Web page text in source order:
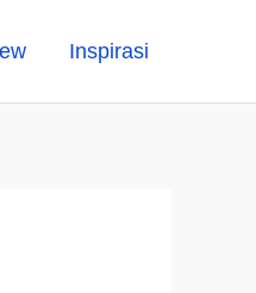
Inspirasi